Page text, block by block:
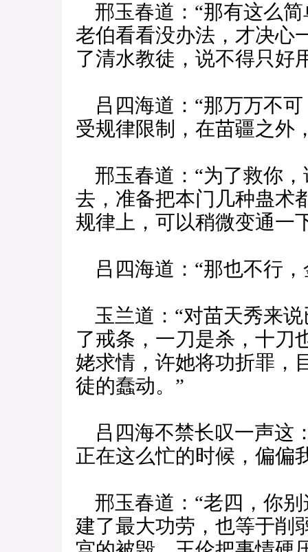
邢玉春道：“那有这么
老伯看看没办法，才决心
了清水教徒，说不得只好
吕四海道：“那万万不
受规律限制，在苗疆之外
邢玉春道：“为了救你
去，准备把本门几种蛊术
规律上，可以稍微变通一
吕四海道：“那也不行，
玉兰道：“对苗天秀来
了戒条，一刀是杀，十刀
姥求情，许她将功折罪，
徒的蠢动。”
吕四海不禁长叹一声这
正在这么忙的时候，偏偏
邢玉春道：“老四，你
建了最大功劳，也等于削